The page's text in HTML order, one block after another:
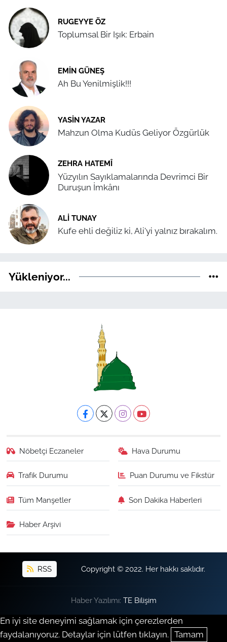
RUGEYYE ÖZ
Toplumsal Bir Işık: Erbain
EMIN GÜNEŞ
Ah Bu Yenilmişlik!!!
YASIN YAZAR
Mahzun Olma Kudüs Geliyor Özgürlük
ZEHRA HATEMÎ
Yüzyılın Sayıklamalarında Devrimci Bir
Duruşun İmkânı
ALI TUNAY
Kufe ehli değiliz ki, Ali'yi yalnız bırakalım.
Yükleniyor...
Nöbetçi Eczaneler Hava Durumu
Trafik Durumu Puan Durumu ve Fikstür
Tüm Manşetler Son Dakika Haberleri
Haber Arşivi
RSS Copyright © 2022. Her hakkı saklıdır.
Haber Yazılımı: TE Bilişim
En iyi site deneyimi sağlamak için çerezlerden
faydalanıyoruz. Detaylar için lütfen tıklayın. Tamam